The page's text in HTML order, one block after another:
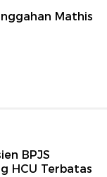
Mathis
BPJS
HCU Terbatas